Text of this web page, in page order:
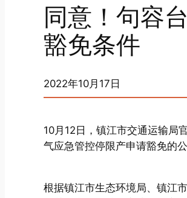
同意！句容
豁免条件
2022年10月17日
10月12日，镇江市交通运输局
气应急管控停限产申请豁免的公
根据镇江市生态环境局、镇江